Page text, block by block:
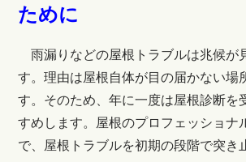
ために
雨漏りなどの屋根トラブルは兆候が
す。理由は屋根自体が目の届かない場
す。そのため、年に一度は屋根診断を
すめします。屋根のプロフェッショナ
で、屋根トラブルを初期の段階で突き